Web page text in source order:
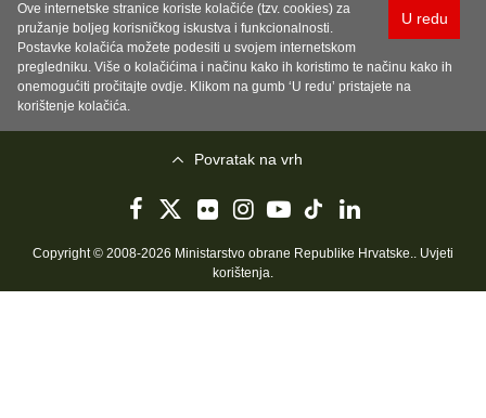
U redu
Ove internetske stranice koriste kolačiće (tzv. cookies) za
pružanje boljeg korisničkog iskustva i funkcionalnosti.
Postavke kolačića možete podesiti u svojem internetskom
pregledniku. Više o kolačićima i načinu kako ih koristimo te načinu kako ih
onemogućiti pročitajte ovdje. Klikom na gumb ‘U redu’ pristajete na
korištenje kolačića.
Povratak na vrh
Copyright © 2008-2026 Ministarstvo obrane Republike Hrvatske.. Uvjeti
korištenja.